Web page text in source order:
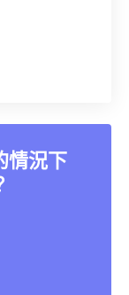
情況下